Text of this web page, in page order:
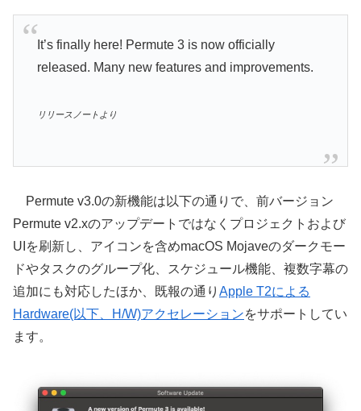
It’s finally here! Permute 3 is now officially
released. Many new features and improvements.
リリースノートより
Permute v3.0の新機能は以下の通りで、前バージョン
Permute v2.xのアップデートではなくプロジェクトおよび
UIを刷新し、アイコンを含めmacOS Mojaveのダークモー
ドやタスクのグループ化、スケジュール機能、複数字幕の
追加にも対応したほか、既報の通り Apple T2による
Hardware(以下、H/W)アクセレーションをサポートしてい
ます。